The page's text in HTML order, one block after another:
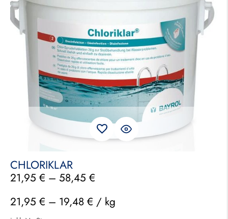
CHLORIKLAR
21,95 € – 58,45 €
21,95 € – 19,48 € / kg